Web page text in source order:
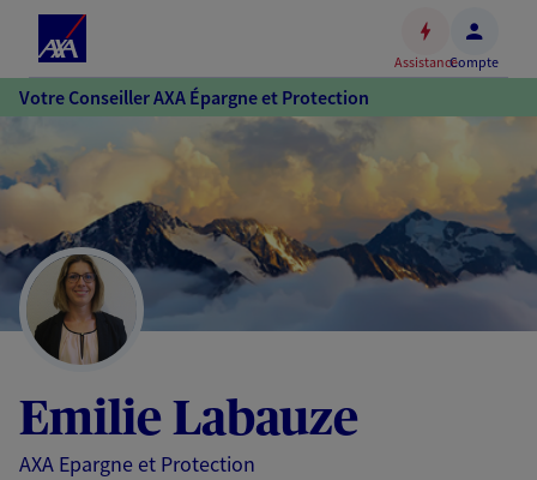
Accéder
au
contenu
principal
au
pied
de
AssistanceCompte
Votre Conseiller AXA Épargne et Protection
Emilie Labauze
AXA Epargne et Protection